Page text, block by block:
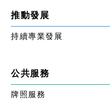
推動發展
持續專業發展
公共服務
牌照服務